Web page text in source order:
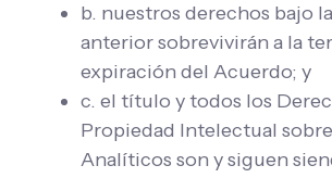
b. nuestros derechos bajo
anterior sobrevivirán a la
expiración del Acuerdo; y
c. el título y todos los
Propiedad Intelectual
Analíticos son y siguen